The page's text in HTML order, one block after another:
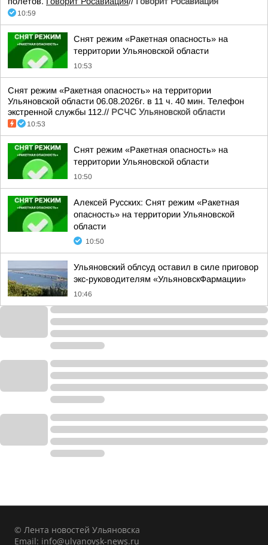
10:59
Снят режим «Ракетная опасность» на
территории Ульяновской области
10:53
Снят режим «Ракетная опасность» на территории
Ульяновской области 06.08.2026г. в 11 ч. 40 мин. Телефон
экстренной службы 112.// РСЧС Ульяновской области
10:53
Снят режим «Ракетная опасность» на
территории Ульяновской области
10:50
Алексей Русских: Снят режим «Ракетная
опасность» на территории Ульяновской
области
10:50
Ульяновский облсуд оставил в силе приговор
экс-руководителям «УльяновскФармации»
10:46
© Лента новостей Ульяновска
Email: info@ulyanovsk-news.ru